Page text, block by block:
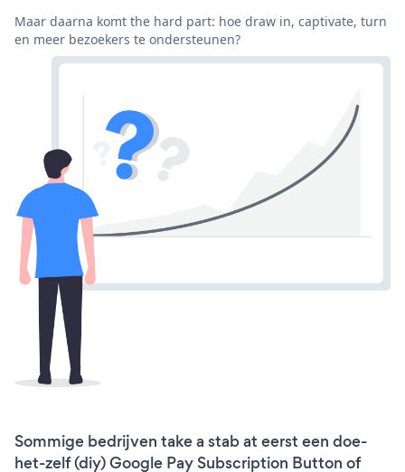
Maar daarna komt the hard part: hoe draw in, captivate, turn
en meer bezoekers te ondersteunen?
Sommige bedrijven take a stab at eerst een doe-
het-zelf (diy) Google Pay Subscription Button of